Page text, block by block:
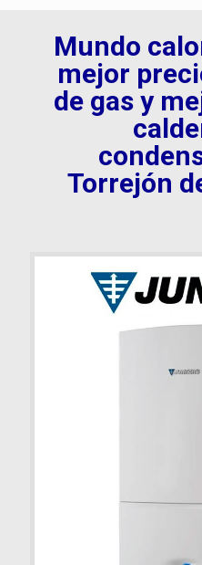
Mundo
mejor
de gas y
Torrejón